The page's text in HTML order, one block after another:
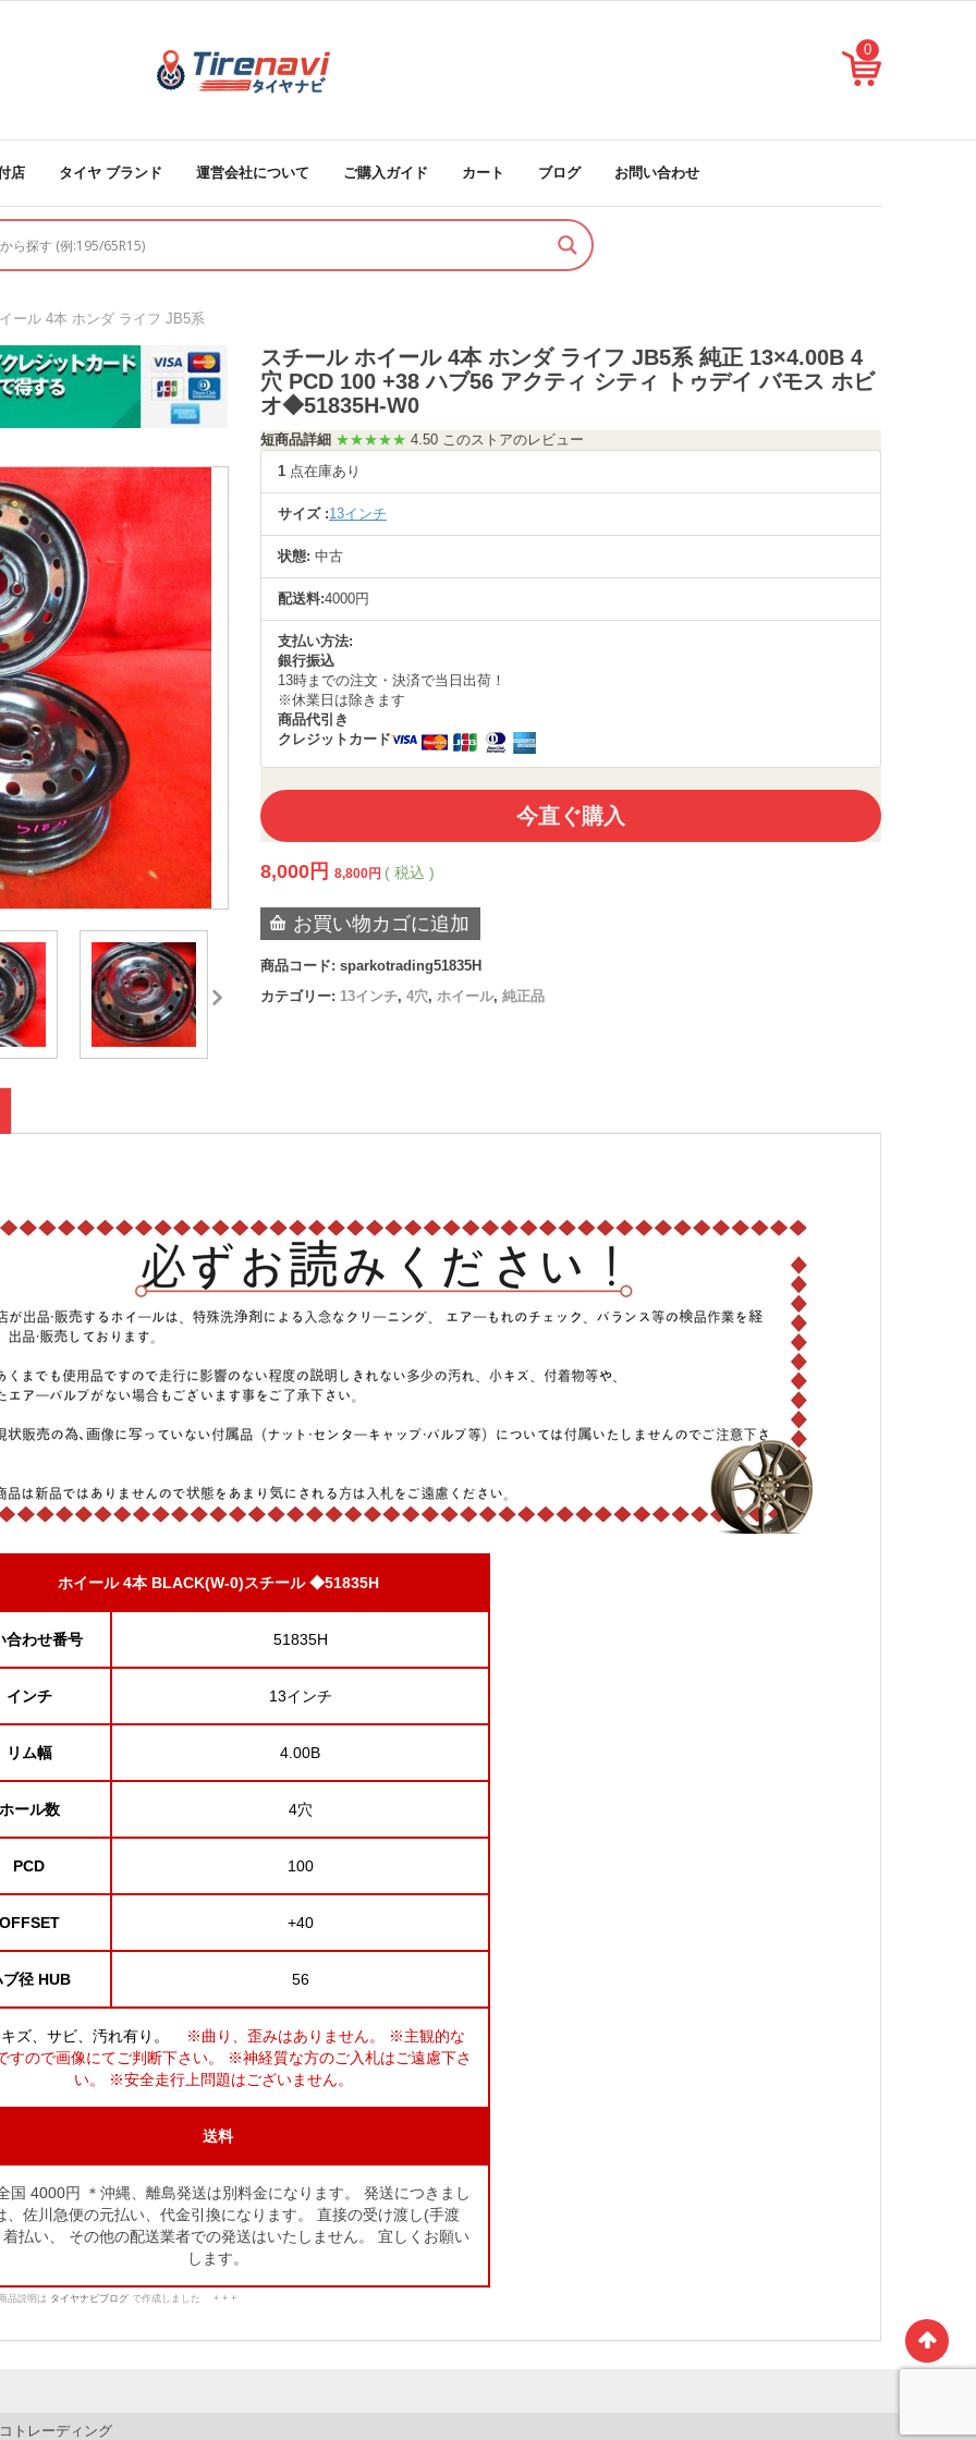
0
店 タイヤ ブランド 運営会社について ご購入ガイド カート ブログ お問い合わせ
ール 4本 ホンダ ライフ JB5系
スチール ホイール 4本 ホンダ ライフ JB5系 純正 13×4.00B 4
穴 PCD 100 +38 ハブ56 アクティ シティ トゥデイ バモス ホビ
オ◆51835H-W0
短商品詳細 ★★★★★ 4.50 このストアのレビュー
1 点在庫あり
サイズ :13インチ
状態: 中古
配送料:4000円
支払い方法:
銀行振込
13時までの注文・決済で当日出荷！
※休業日は除きます
商品代引き
クレジットカード
今直ぐ購入
8,000 円 8,800円 ( 税込 )
お買い物カゴに追加
商品コード: sparkotrading51835H
カテゴリー: 13インチ, 4穴, ホイール, 純正品
ホイール 4本 BLACK(W-0)スチール ◆51835H
合わせ番号 51835H
インチ 13インチ
リム幅 4.00B
ール数 4穴
PCD 100
+40
ブ径 HUB 56
ズ、サビ、汚れ有り。
※曲り、歪みはありません。 ※主観的な
すので画像にてご判断下さい。 ※神経質な方のご入札はご遠慮下さ
い。 ※安全走行上問題はございません。
送料
国 4000円 ＊沖縄、離島発送は別料金になります。 発送につきまし
、佐川急便の元払い、代金引換になります。
直接の受け渡し(手渡
払い、
その他の配送業者での発送はいたしません。
宜しくお願い
します。
品説明は タイヤナビブログ で作成しました + + +
トレーディング